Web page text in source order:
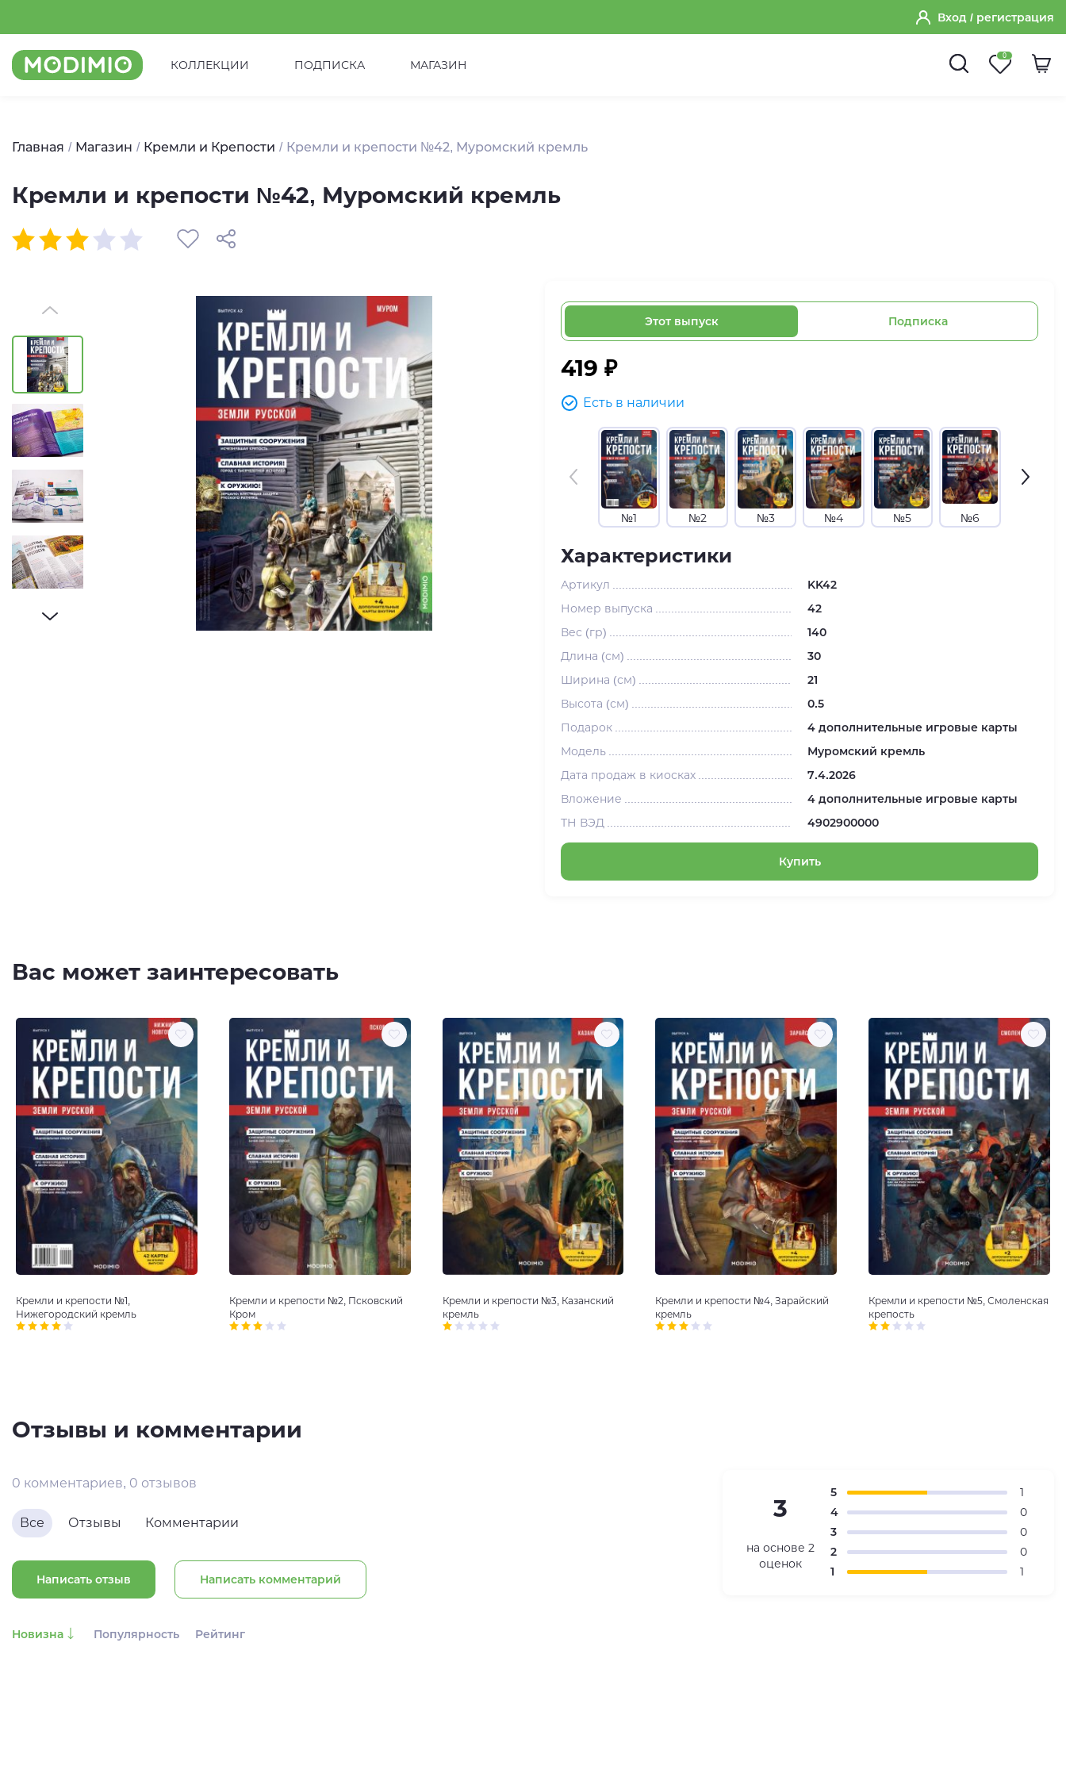
Вход / регистрация
КОЛЛЕКЦИИ ПОДПИСКА МАГАЗИН
0
Главная Магазин Кремли и Крепости Кремли и крепости №42, Муромский кремль
Кремли и крепости №42, Муромский кремль
Этот выпуск Подписка
419 ₽
Есть в наличии
№1 №2 №3 №4 №5 №6
Характеристики
Артикул
KK42
Номер выпуска
42
Вес (гр)
140
Длина (см)
30
Ширина (см)
21
Высота (см)
0.5
Подарок
4 дополнительные игровые карты
Модель
Муромский кремль
Дата продаж в киосках
7.4.2026
Вложение
4 дополнительные игровые карты
ТН ВЭД
4902900000
Купить
Вас может заинтересовать
Кремли и крепости №1,
Нижегородский кремль
Кремли и крепости №2, Псковский
Кром
Кремли и крепости №3, Казанский
кремль
Кремли и крепости №4, Зарайский
кремль
Кремли и крепости №5, Смоленская
крепость
Отзывы и комментарии
0 комментариев, 0 отзывов
Все Отзывы Комментарии
Написать отзыв Написать комментарий
Новизна Популярность Рейтинг
3
на основе 2
оценок
5
1
4
0
3
0
2
0
1
1